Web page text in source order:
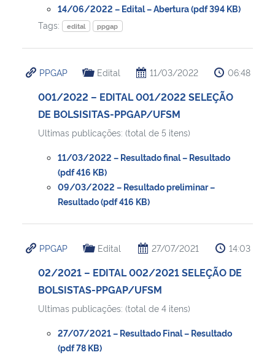
14/06/2022 – Edital – Abertura (pdf 394 KB)
Tags:
edital ppgap
PPGAP Edital 11/03/2022 06:48
001/2022 – EDITAL 001/2022 SELEÇÃO
DE BOLSISITAS-PPGAP/UFSM
Ultimas publicações: (total de 5 itens)
11/03/2022 – Resultado final – Resultado
(pdf 416 KB)
09/03/2022 – Resultado preliminar –
Resultado (pdf 416 KB)
PPGAP Edital 27/07/2021 14:03
02/2021 – EDITAL 002/2021 SELEÇÃO DE
BOLSISTAS-PPGAP/UFSM
Ultimas publicações: (total de 4 itens)
27/07/2021 – Resultado Final – Resultado
(pdf 78 KB)